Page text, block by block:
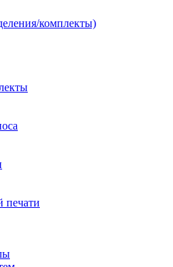
комплекты)
печати